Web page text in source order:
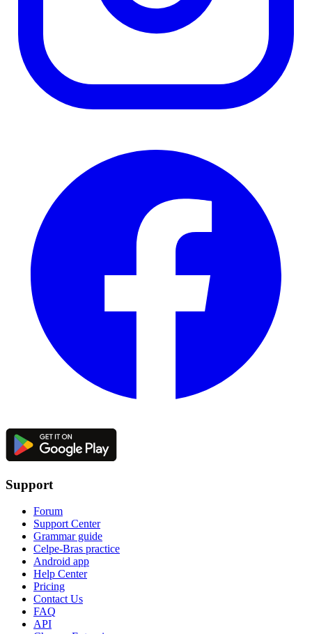
Support
Forum
Support Center
Grammar guide
Celpe-Bras practice
Android app
Help Center
Pricing
Contact Us
FAQ
API